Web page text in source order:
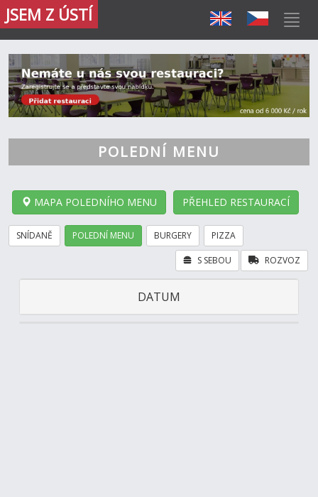
JSEM Z ÚSTÍ
POLEDNÍ MENU
MAPA POLEDNÍHO MENU PŘEHLED RESTAURACÍ
SNÍDANĚ POLEDNÍ MENU BURGERY PIZZA
ROZVOZ
S SEBOU
DATUM